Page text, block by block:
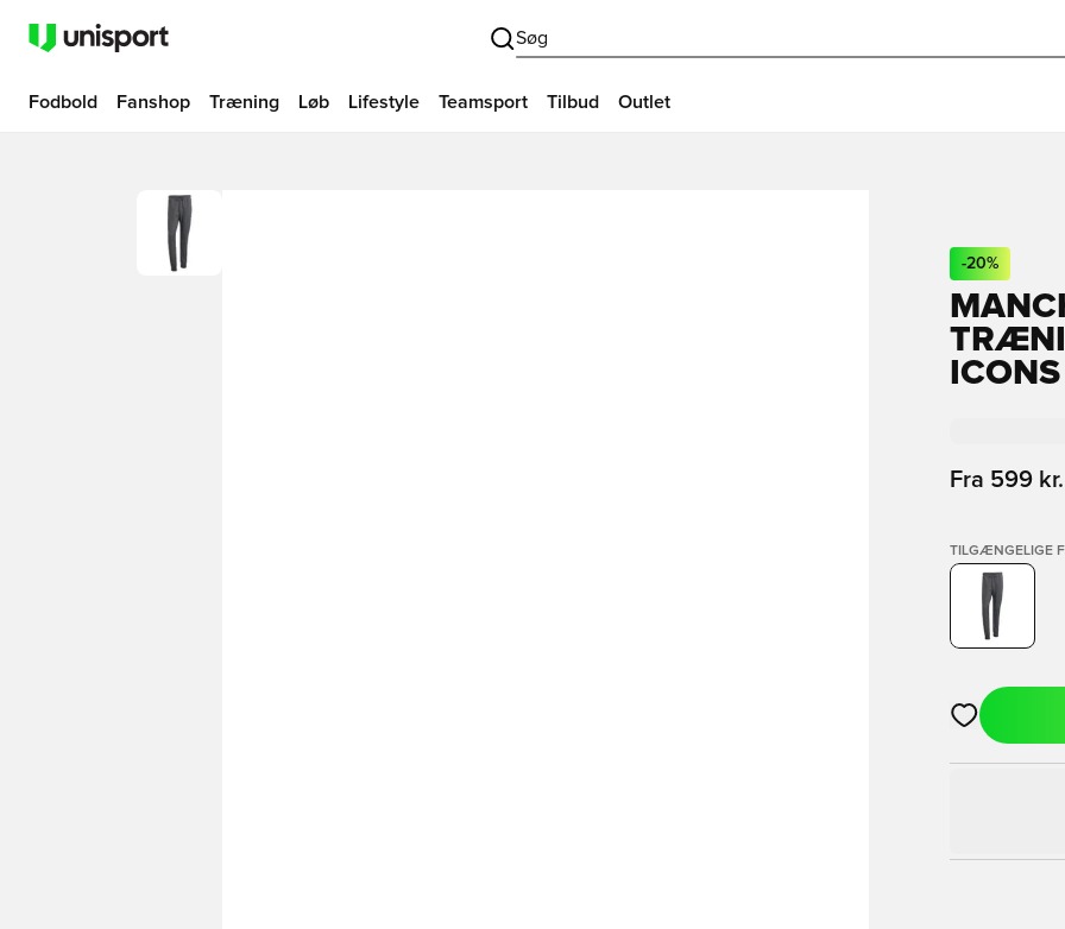
Søg
Fodbold Fanshop Træning Løb Lifestyle Teamsport Tilbud Outlet
-20%
Fra 599 kr.
TILGÆNGELIGE
Åbner en